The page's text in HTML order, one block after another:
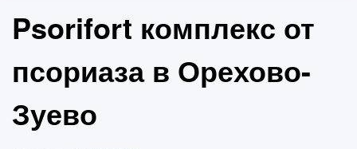
Psorifort комплекс от
псориаза в Орехово-
Зуево